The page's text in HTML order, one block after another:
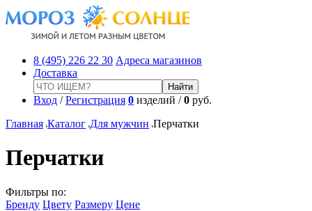
8 (495) 226 22 30 Адреса магазинов
Доставка
Вход /Регистрация 0 изделий /0 руб.
Главная Каталог Для мужчин Перчатки
Перчатки
Фильтры по:
Бренду Цвету Размеру Цене